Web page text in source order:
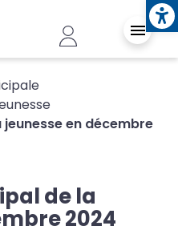
Aller au contenu principal
Header -
en décembre
de la
2024